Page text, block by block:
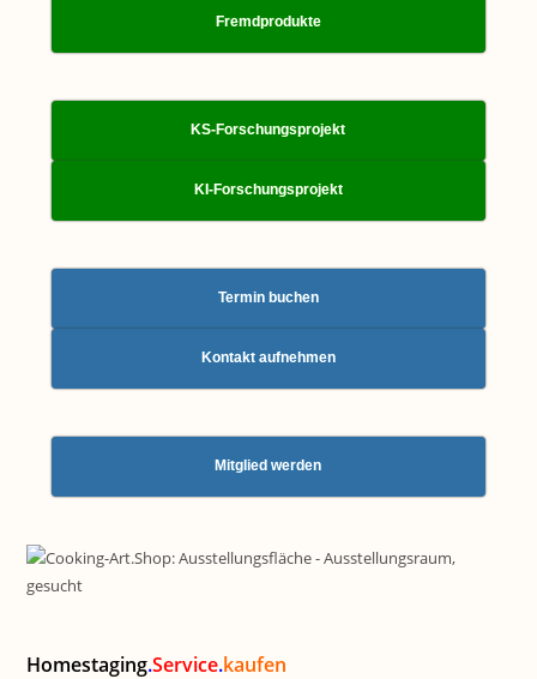
Fremdprodukte
KS-Forschungsprojekt
KI-Forschungsprojekt
Termin buchen
Kontakt aufnehmen
Mitglied werden
Homestaging.Service.kaufen